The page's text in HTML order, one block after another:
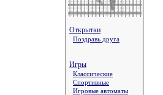
Открытки
Поздравь друга
Игры
Классические
Спортивные
Игровые автоматы